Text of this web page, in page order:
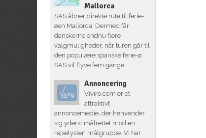
Mallorca
SAS åbner direkte rute til ferie-
øen Mallorca. Dermed får
danskerne endnu flere
valgmuligheder, når turen går til
den populære spanske ferie-ø.
SAS vil flyve fem gange...
Annoncering
Viviro.com er et
attraktivt
annoncemedie, der henvender
sig yderst målrettet mod en
rejselysten målgruppe. Vi har